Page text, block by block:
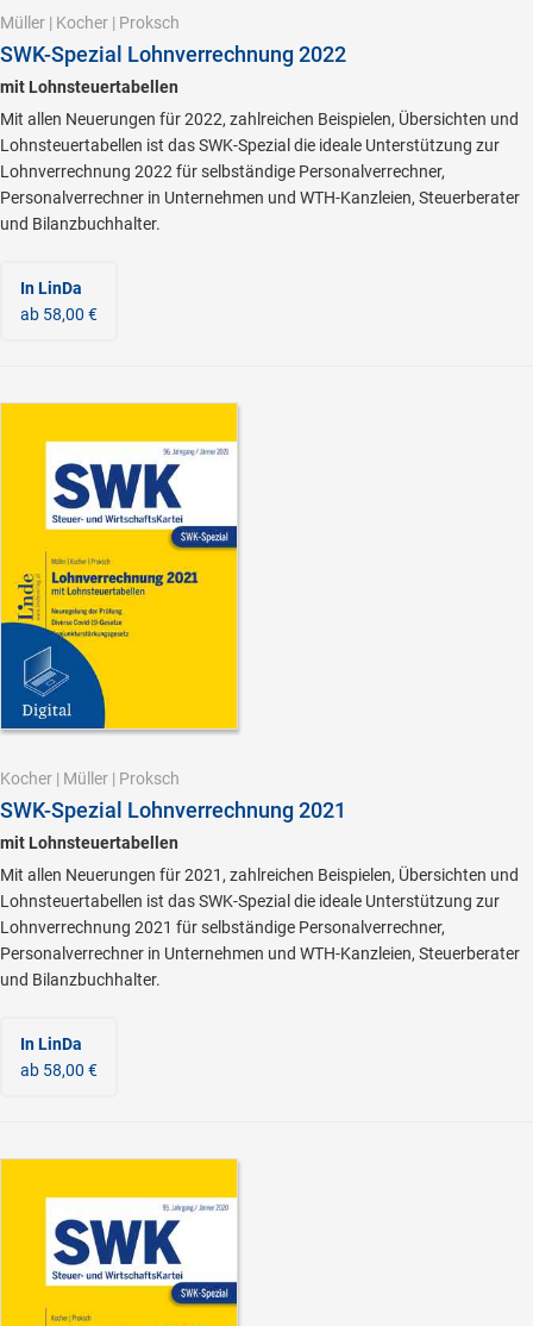
Müller | Kocher | Proksch
SWK-Spezial Lohnverrechnung 2022
mit Lohnsteuertabellen
Mit allen Neuerungen für 2022, zahlreichen Beispielen, Übersichten und
Lohnsteuertabellen ist das SWK-Spezial die ideale Unterstützung zur
Lohnverrechnung 2022 für selbständige Personalverrechner,
Personalverrechner in Unternehmen und WTH-Kanzleien, Steuerberater
und Bilanzbuchhalter.
In LinDa
ab 58,00 €
Kocher | Müller | Proksch
SWK-Spezial Lohnverrechnung 2021
mit Lohnsteuertabellen
Mit allen Neuerungen für 2021, zahlreichen Beispielen, Übersichten und
Lohnsteuertabellen ist das SWK-Spezial die ideale Unterstützung zur
Lohnverrechnung 2021 für selbständige Personalverrechner,
Personalverrechner in Unternehmen und WTH-Kanzleien, Steuerberater
und Bilanzbuchhalter.
In LinDa
ab 58,00 €